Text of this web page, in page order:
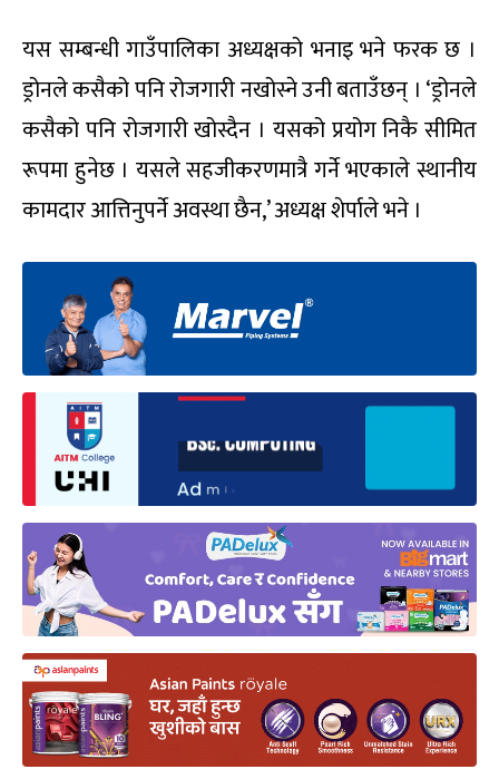
यस सम्बन्धी गाउँपालिका अध्यक्षको भनाइ भने फरक छ ।
ड्रोनले कसैको पनि रोजगारी नखोस्ने उनी बताउँछन् । ‘ड्रोनले
कसैको पनि रोजगारी खोस्दैन । यसको प्रयोग निकै सीमित
रूपमा हुनेछ । यसले सहजीकरणमात्रै गर्ने भएकाले स्थानीय
कामदार आत्तिनुपर्ने अवस्था छैन,’ अध्यक्ष शेर्पाले भने ।